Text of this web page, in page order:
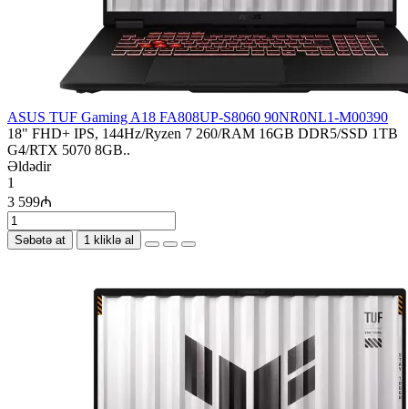
ASUS TUF Gaming A18 FA808UP-S8060 90NR0NL1-M00390
18" FHD+ IPS, 144Hz/Ryzen 7 260/RAM 16GB DDR5/SSD 1TB
G4/RTX 5070 8GB..
Əldədir
1
3 599₼
Səbətə at 1 kliklə al